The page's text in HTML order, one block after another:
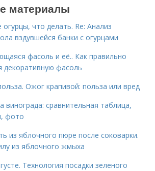
материалы
что делать. Re: Анализ
вздувшейся банки с огурцами
фасоль и её.. Как правильно
фасоль
Ожог крапивой: польза или вред
винограда: сравнительная таблица,
фото
из яблочного пюре после соковарки.
из яблочного жмыха
Технология посадки зеленого